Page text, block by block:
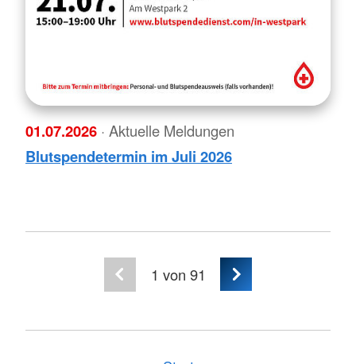
01.07.2026 · Aktuelle Meldungen
Blutspendetermin im Juli 2026
1 von 91